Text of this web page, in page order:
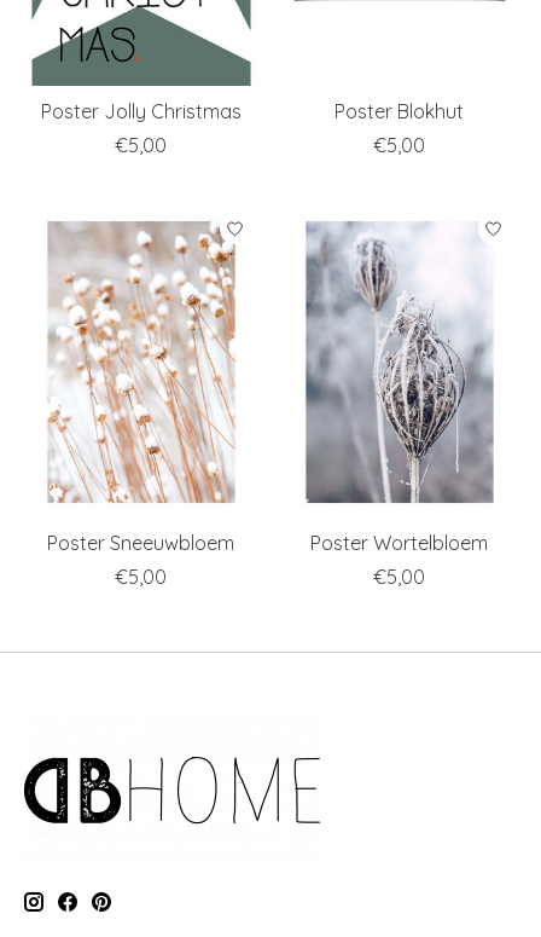
Poster Jolly Christmas
€5,00
Poster Blokhut
€5,00
Poster Sneeuwbloem
€5,00
Poster Wortelbloem
€5,00